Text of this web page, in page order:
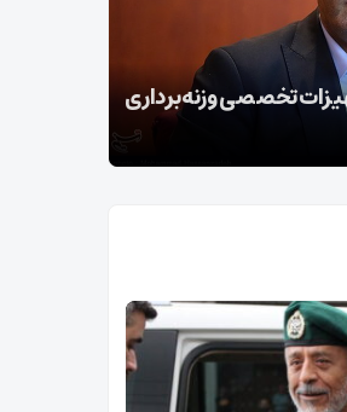
ساختمان